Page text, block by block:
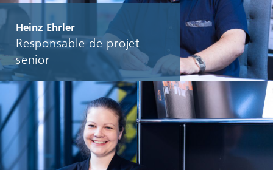
Heinz Ehrler
Responsable de projet
senior